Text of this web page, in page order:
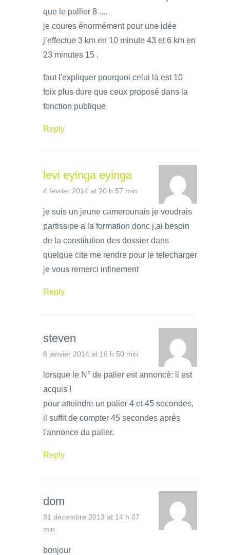
que le pallier 8 ....
je coures énormément pour une idée
j’effectue 3 km en 10 minute 43 et 6 km en
23 minutes 15 .
faut l'expliquer pourquoi celui là est 10
foix plus dure que ceux proposé dans la
fonction publique
Reply
levi eyinga eyinga
4 février 2014 at 20 h 57 min
je suis un jeune camerounais je voudrais
partissipe a la formation donc j,ai besoin
de la constitution des dossier dans
quelque cite me rendre pour le telecharger
je vous remerci infinement
Reply
steven
8 janvier 2014 at 16 h 50 min
lorsque le N° de palier est annoncé: il est
acquis !
pour atteindre un palier 4 et 45 secondes,
il suffit de compter 45 secondes après
l'annonce du palier.
Reply
dom
31 décembre 2013 at 14 h 07
min
bonjour